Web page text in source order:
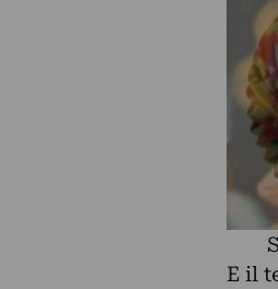
E il